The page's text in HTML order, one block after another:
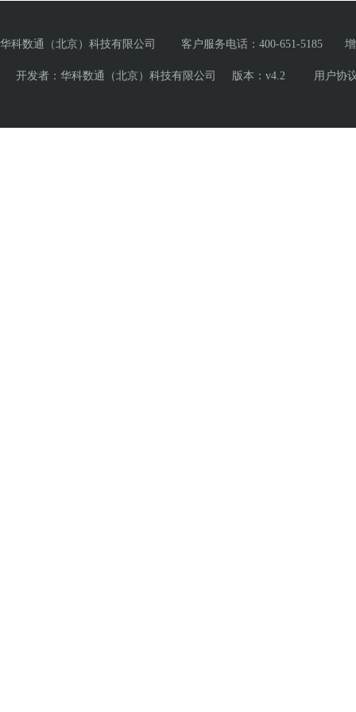
华科数通（北京）科技有限公司 客户服务电话：400-651-5185
开发者：华科数通（北京）科技有限公司 版本：v4.2 用户协